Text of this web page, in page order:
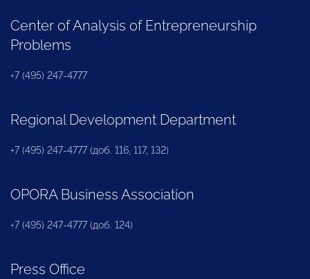
Center of Analysis of Entrepreneurship
Problems
+7 (495) 247-4777
Regional Development Department
+7 (495) 247-4777 (доб. 116, 117, 132)
OPORA Business Association
+7 (495) 247-4777 (доб. 124)
Press Office